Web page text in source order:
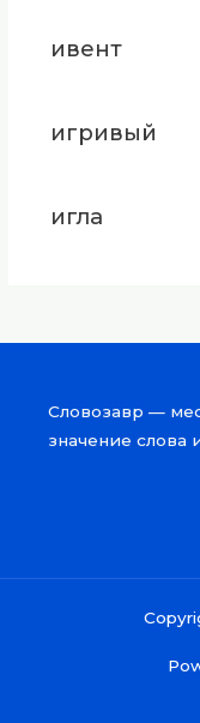
ивент
игривый
игла
Словозавр —
значение слова